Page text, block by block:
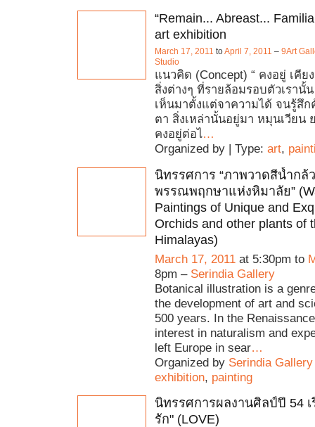
“Remain... Abreast...
art exhibition
March 17, 2011 toApril 7, 2011 – 9Art
Studio
แนวคิด (Concept) “ คงอยู่ เคีย
สิ่งต่างๆ ที่รายล้อมรอบตัวเรานั้
เห็นมาตั้งแต่จาความได้ จนรู้สึ
ตา สิ่งเหล่านั้นอยู่มา หมุนเวียน
คงอยู่ต่อไ…
Organized by | Type: art,
นิทรรศการ “ภาพวาดสีน้ำกล้
พรรณพฤกษาแห่งหิมาลัย”
Paintings of Unique and
Orchids and other plants of
Himalayas)
March 17, 2011 at 5:30pm to
8pm – Serindia Gallery
Botanical illustration is a
the development of art and
500 years. In the
interest in naturalism and
left Europe in sear…
Organized by Serindia Gallery
exhibition, painting
นิทรรศการผลงานศิลป์ปี 54 เ
รัก" (LOVE)